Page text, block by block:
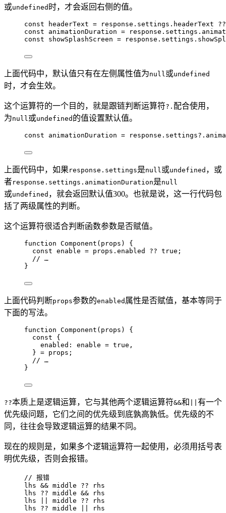
或undefined 时，才会返回右侧的值。
const headerText = response . settings . headerText
const animationDuration = response . settings .
const showSplashScreen = response . settings .
上面代码中，默认值只有在左侧属性值为null或undefined
时，才会生效。
这个运算符的一个目的，就是跟链判断运算符?. 配合使用，
为null或undefined 的值设置默认值。
const animationDuration = response . settings?.
上面代码中，如果 response.settings是null或undefined ，或
者response.settings.animationDuration是null
或undefined ，就会返回默认值300。也就是说，这一行代码包
括了两级属性的判断。
这个运算符很适合判断函数参数是否赋值。
function Component ( props )
{
const enable = props . enabled ?? true ;
// …
}
上面代码判断props参数的enabled 属性是否赋值，基本等同于
下面的写法。
function Component ( props )
{
const {
enabled : enable = true ,
} = props ;
// …
}
??本质上是逻辑运算，它与其他两个逻辑运算符&&和
有一个
优先级问题，它们之间的优先级到底孰高孰低。优先级的不
同，往往会导致逻辑运算的结果不同。
现在的规则是，如果多个逻辑运算符一起使用，必须用括号表
明优先级，否则会报错。
// 报错
lhs && middle ??
rhs
lhs
?? middle &&
rhs
lhs
middle ??
rhs
lhs
?? middle rhs